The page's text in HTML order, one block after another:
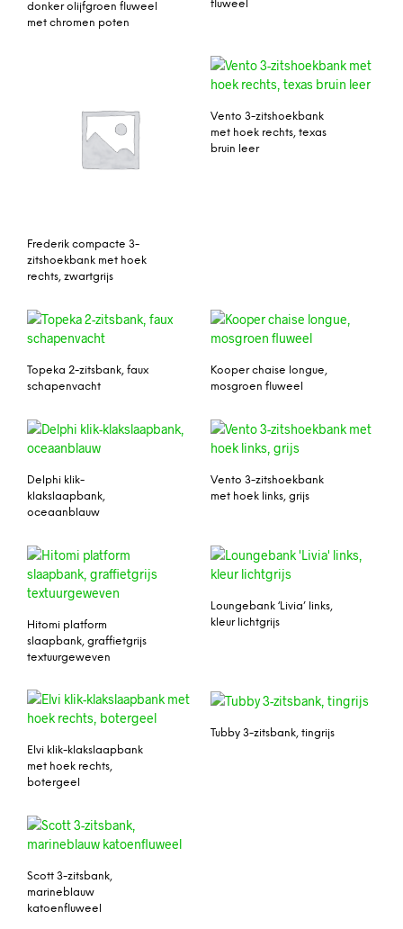
donker olijfgroen fluweel
met chromen poten
fluweel
Frederik compacte 3-
zitshoekbank met hoek
rechts, zwartgrijs
Vento 3-zitshoekbank
met hoek rechts, texas
bruin leer
Topeka 2-zitsbank, faux
schapenvacht
Kooper chaise longue,
mosgroen fluweel
Delphi klik-
klakslaapbank,
oceaanblauw
Vento 3-zitshoekbank
met hoek links, grijs
Hitomi platform
slaapbank, graffietgrijs
textuurgeweven
Loungebank ‘Livia’ links,
kleur lichtgrijs
Elvi klik-klakslaapbank
met hoek rechts,
botergeel
Tubby 3-zitsbank, tingrijs
Scott 3-zitsbank,
marineblauw
katoenfluweel